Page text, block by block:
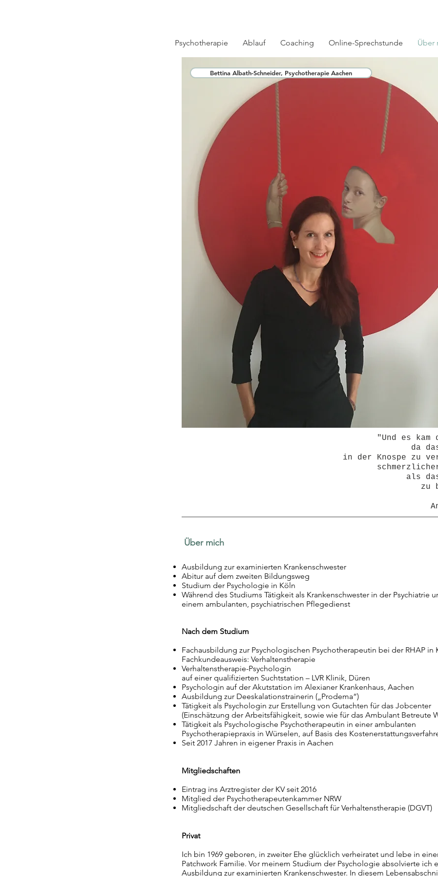
Psychotherapie Ablauf Coaching Online-Sprechstunde Über
"Und es kam
da
in der Knospe zu
als
zu
Über mich
Ausbildung zur examinierten Krankenschwester
Abitur auf dem zweiten Bildungsweg
Studium der Psychologie in Köln
Während des Studiums Tätigkeit als Krankenschwester in der Psychiatrie
einem ambulanten, psychiatrischen Pflegedienst
Nach dem Studium
Fachausbildung zur Psychologischen Psychotherapeutin bei der RHAP in
Fachkundeausweis: Verhaltenstherapie
Verhaltenstherapie-Psychologin
auf einer qualifizierten Suchtstation – LVR Klinik, Düren
Psychologin auf der Akutstation im Alexianer Krankenhaus, Aachen
Ausbildung zur Deeskalationstrainerin („Prodema“)
Tätigkeit als Psychologin zur Erstellung von Gutachten für das Jobcenter
(Einschätzung der Arbeitsfähigkeit, sowie wie für das Ambulant Betreute
Tätigkeit als Psychologische Psychotherapeutin in einer ambulanten
Psychotherapiepraxis in Würselen, auf Basis des
Seit 2017 Jahren in eigener Praxis in Aachen
Mitgliedschaften
Eintrag ins Arztregister der KV seit 2016
Mitglied der Psychotherapeutenkammer NRW
Mitgliedschaft der deutschen Gesellschaft für Verhaltenstherapie (DGVT)
Privat
Ich bin 1969 geboren, in zweiter Ehe glücklich verheiratet und lebe in
Patchwork Familie. Vor meinem Studium der Psychologie absolvierte ich
Ausbildung zur examinierten Krankenschwester. In diesem
Bettina Albath-Schneider, Psychotherapie Aachen